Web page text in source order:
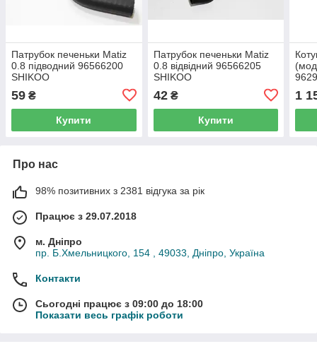
Патрубок печеньки Matiz
0.8 підводний 96566200
SHIKOO
59 ₴
Купити
Патрубок печеньки Matiz
0.8 відвідний 96566205
SHIKOO
42₴
Купити
1
Про нас
98% позитивних з 2381 відгука за рік
Працює з 29.07.2018
м. Дніпро
пр. Б.Хмельницкого, 154 , 49033, Дніпро, Україна
Контакти
Сьогодні працює з 09:00 до 18:00
Показати весь графік роботи